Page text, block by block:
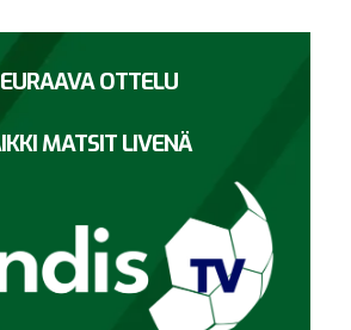
OTTELU
MATSIT LIVENÄ